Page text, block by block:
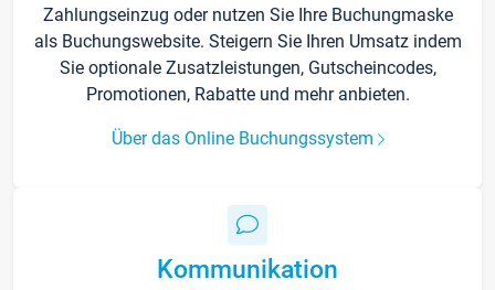
Zahlungseinzug oder nutzen Sie Ihre Buchungmaske
als Buchungswebsite. Steigern Sie Ihren Umsatz indem
Sie optionale Zusatzleistungen, Gutscheincodes,
Promotionen, Rabatte und mehr anbieten.
Über das Online Buchungssystem
Kommunikation